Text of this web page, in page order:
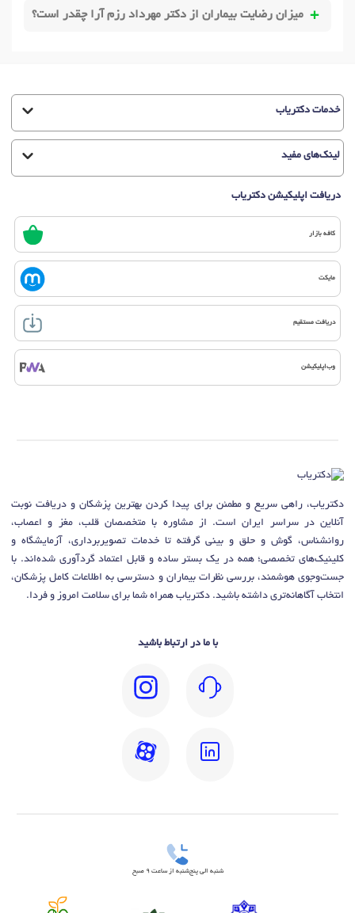
میزان رضایت بیماران از دکتر مهرداد رزم آرا چقدر است؟
خدمات دکتریاب
لینک‌های مفید
دریافت اپلیکیشن دکتریاب
کافه بازار
مایکت
دریافت مستقیم
وب‌اپلیکیشن
دکتریاب، راهی سریع و مطمئن برای پیدا کردن بهترین پزشکان و دریافت نوبت
آنلاین در سراسر ایران است. از مشاوره با متخصصان قلب، مغز و اعصاب،
روانشناس، گوش و حلق و بینی گرفته تا خدمات تصویربرداری، آزمایشگاه و
کلینیک‌های تخصصی؛ همه در یک بستر ساده و قابل اعتماد گردآوری شده‌اند. با
جست‌وجوی هوشمند، بررسی نظرات بیماران و دسترسی به اطلاعات کامل پزشکان،
انتخاب آگاهانه‌تری داشته باشید. دکتریاب همراه شما برای سلامت امروز و فردا.
با ما در ارتباط باشید
شنبه الی پنج‌شنبه از ساعت 9 صبح